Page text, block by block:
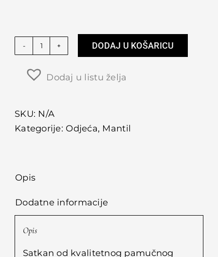
Poppy
količina
DODAJ U KOŠARICU
Dodaj u listu želja
SKU: N/A
Kategorije: Odjeća, Mantil
Opis
Dodatne informacije
Opis
Satkan od kvalitetnog pamučnog